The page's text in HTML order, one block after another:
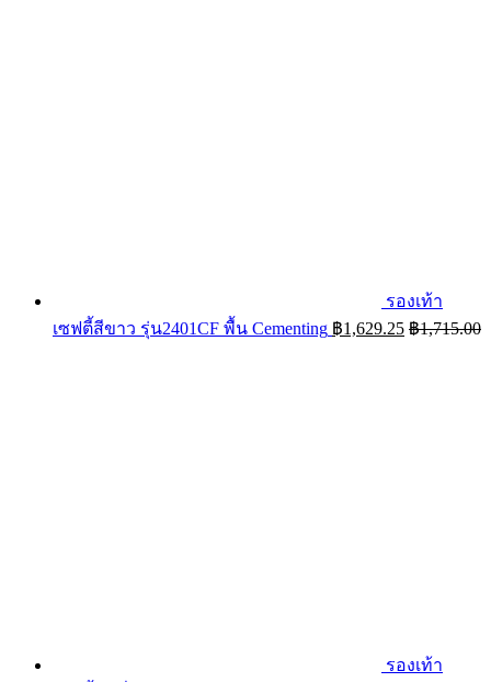
รองเท้า
เซฟตี้สีขาว รุ่น2401CF พื้น Cementing ฿1,629.25 ฿1,715.00
รองเท้า